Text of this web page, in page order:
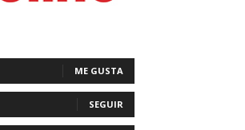
ME GUSTA
SEGUIR